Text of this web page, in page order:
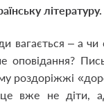
літературу.
вагається – а чи
оповідання?
роздоріжжі
це вже не діти,